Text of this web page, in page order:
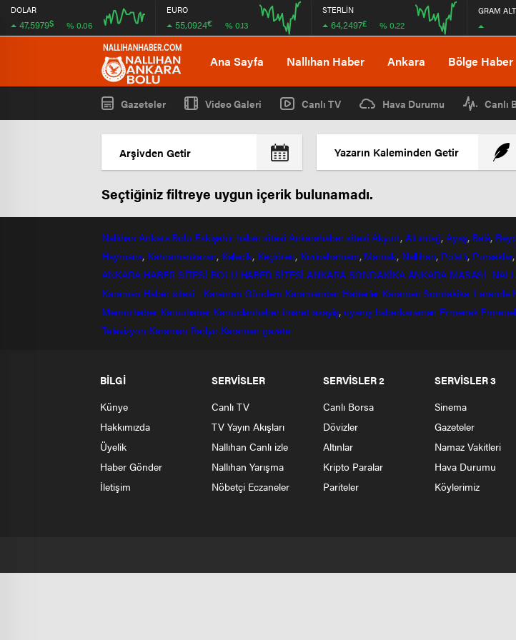
DOLAR
47,5979$ % 0.06
08:00
EURO
55,0924€ % 0.13
STERLİN
64,2497£ % 0.22
GRAM
Ana Sayfa Nallıhan Haber Ankara Bölge Haber
Gazeteler Video Galeri Canlı TV Hava Durumu Canlı
Yazarın Kaleminden Getir
Seçtiğiniz filtreye uygun içerik bulunamadı.
Nallıhan Ankara Bolu Eskişehir haber sitesi Ankarahabersitesi Akyurt,Altındağ,Ayaş, Balâ,
Haymana, Kahramankazan, Kalecik, Keçiören, Kızılcahamam, Mamak, Nallıhan, Polatlı, Pursaklar,
ANKARA HABER SİTESİ BOLU HABER SİTESİ ANKARA SONDAKİKA ANKARA MASASI
Karaman Haber sitesi
Karaman Gündem Karamandan Haberler Karaman Sondakika Larende
Memurhaber Kamuhaber Kamudanhaber imaret asayiş, uyanış haberkaraman Ermenek
Televizyon Karaman Radyo Karaman gazete
BİLGİ
Künye
Hakkımızda
Üyelik
Haber Gönder
İletişim
SERVİSLER
Canlı TV
TV Yayın Akışları
Nallıhan Canlı izle
Nallıhan Yarışma
Nöbetçi Eczaneler
SERVİSLER 2
Canlı Borsa
Dövizler
Altınlar
Kripto Paralar
Pariteler
SERVİSLER 3
Sinema
Gazeteler
Namaz Vakitleri
Hava Durumu
Köylerimiz